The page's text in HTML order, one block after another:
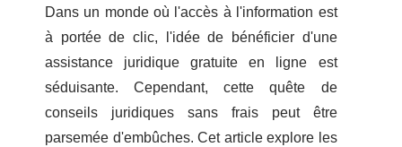
Dans un monde où l'accès à l'information est
à portée de clic, l'idée de bénéficier d'une
assistance juridique gratuite en ligne est
séduisante. Cependant, cette quête de
conseils juridiques sans frais peut être
parsemée d'embûches. Cet article explore les